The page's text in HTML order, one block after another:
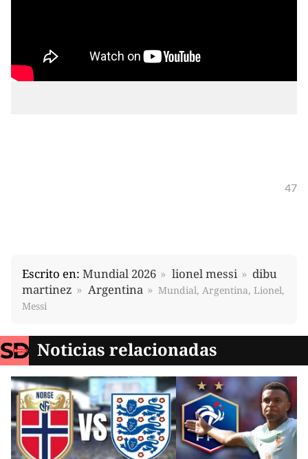
47
Escrito en: Mundial 2026 lionel messi
dibu
martinez
Argentina
Mundial, Argentina, Lionel,
Messi
Noticias relacionadas